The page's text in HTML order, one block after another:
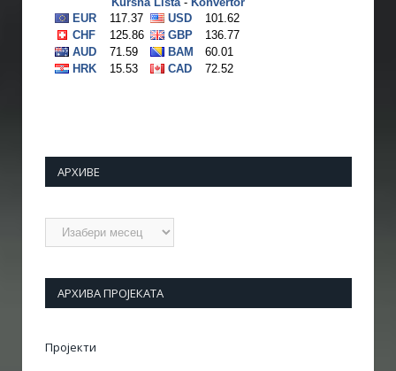
АРХИВЕ
Архиве
АРХИВА ПРОЈЕКАТА
Пројекти